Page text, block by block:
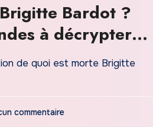
Bardot ?
à décrypter
de quoi est morte Brigitte
commentaire